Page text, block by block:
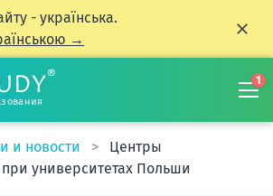
- українська.
→
1
и новости
Центры
при университетах Польши